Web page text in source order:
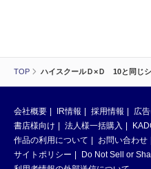
TOP ハイスクールＤ×Ｄ 10と同じ
会社概要 IR情報 採用情報 広
書店様向け
法人様一括購入
作品の利用について
お問い合わせ
サイトポリシー
Do Not Sell or